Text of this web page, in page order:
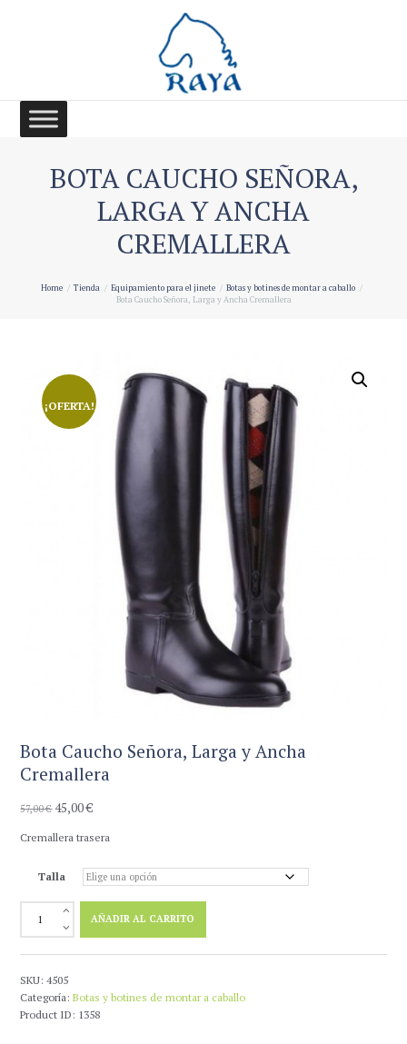
BOTA CAUCHO SEÑORA,
LARGA Y ANCHA
CREMALLERA
Home Tienda Equipamiento para el jinete
Botas y botines de montar a caballo
Bota Caucho Señora, Larga y Ancha Cremallera
¡OFERTA!
Bota Caucho Señora, Larga y Ancha
Cremallera
57,00€ El
original
57,00 €.
45,00€El
actual
45,00 €.
Cremallera trasera
Talla
Caucho
y
Ancha
Cremallera
AÑADIR AL CARRITO
SKU:4505
Categoría:Botas y botines de montar a caballo
Product ID: 1358